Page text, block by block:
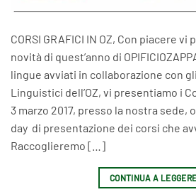
CORSI GRAFICI IN OZ, Con piacere
novità di quest’anno di
lingue avviati in collaborazione con
Linguistici dell’OZ, vi presentiamo i
3 marzo 2017, presso la nostra sede,
day di presentazione dei corsi che
Raccoglieremo […]
CONTINUA A LEGGERE